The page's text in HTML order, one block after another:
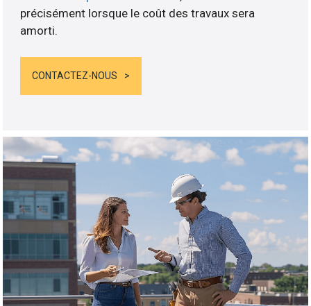
précisément lorsque le coût des travaux sera
amorti.
CONTACTEZ-NOUS